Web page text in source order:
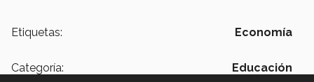
Etiquetas: Economía
Categoría: Educación